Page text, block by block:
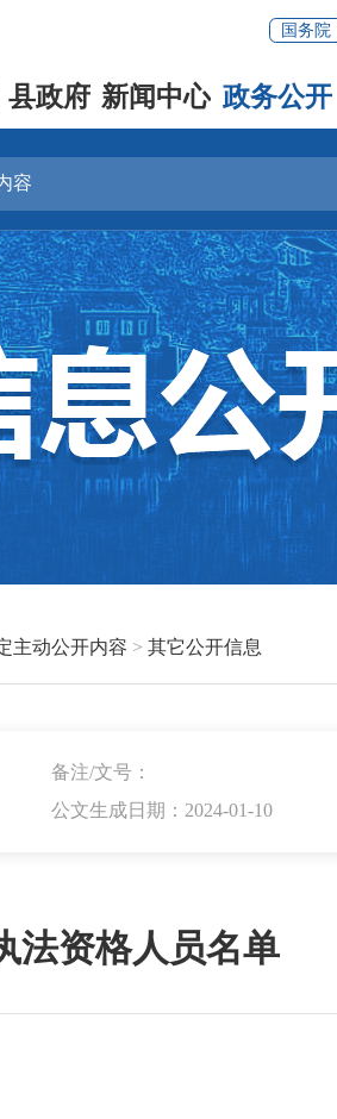
国务院
县政府 新闻中心 政务公开
主动公开内容 > 其它公开信息
备注/文号：
公文生成日期：2024-01-10
法资格人员名单